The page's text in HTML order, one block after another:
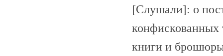
[Слушали]: о
конфискованных
книги и